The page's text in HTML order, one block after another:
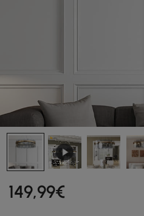
149,99€